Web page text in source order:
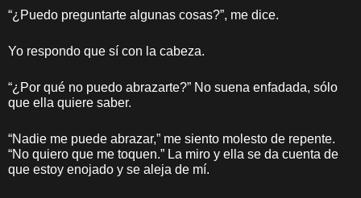
“¿Puedo preguntarte algunas cosas?”, me dice.
Yo respondo que sí con la cabeza.
“¿Por qué no puedo abrazarte?” No suena enfadada, sólo
que ella quiere saber.
“Nadie me puede abrazar,” me siento molesto de repente.
“No quiero que me toquen.” La miro y ella se da cuenta de
que estoy enojado y se aleja de mí.